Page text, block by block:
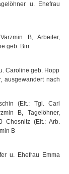
u. Ehefrau
B, Arbeiter,
geb. Birr
Caroline geb. Hopp
ausgewandert nach
(Elt.: Tgl. Carl
B, Tagelöhner,
Chosnitz (Elt.: Arb.
B
u. Ehefrau Emma